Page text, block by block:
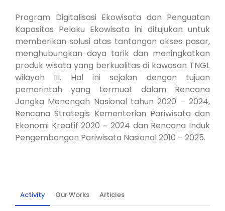
Program Digitalisasi Ekowisata dan Penguatan
Kapasitas Pelaku Ekowisata ini ditujukan untuk
memberikan solusi atas tantangan akses pasar,
menghubungkan daya tarik dan meningkatkan
produk wisata yang berkualitas di kawasan TNGL
wilayah III. Hal ini sejalan dengan tujuan
pemerintah yang termuat dalam Rencana
Jangka Menengah Nasional tahun 2020 – 2024,
Rencana Strategis Kementerian Pariwisata dan
Ekonomi Kreatif 2020 – 2024 dan Rencana Induk
Pengembangan Pariwisata Nasional 2010 – 2025.
Activity Our Works Articles